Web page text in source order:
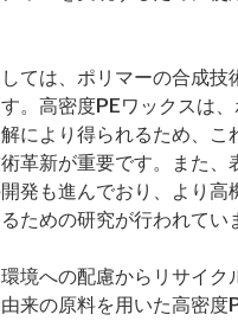
ては、ポリマーの合成技
。高密度PEワックスは
により得られるため、こ
革新が重要です。また、
発も進んでおり、より高
ための研究が行われてい
境への配慮からリサイク
来の原料を用いた高密度